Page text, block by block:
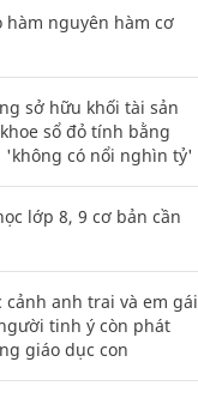
hàm nguyên hàm cơ
sở hữu khối tài sản
sổ đỏ tính bằng
'không có nổi nghìn tỷ'
lớp 8, 9 cơ bản cần
anh trai và em gái
tinh ý còn phát
giáo dục con